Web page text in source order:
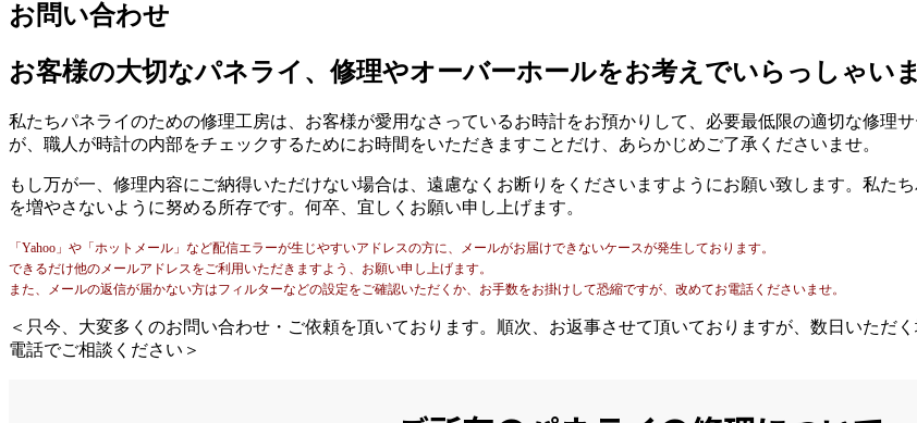
お問い合わせ
お客様の大切なパネライ、修理やオーバーホールをお考えでいらっしゃい
私たちパネライのための修理工房は、お客様が愛用なさっているお時計をお預かりして、必要最低限の適切な修理
が、職人が時計の内部をチェックするためにお時間をいただきますことだけ、あらかじめご了承くださいませ。
もし万が一、修理内容にご納得いただけない場合は、遠慮なくお断りをくださいますようにお願い致します。私た
を増やさないように努める所存です。何卒、宜しくお願い申し上げます。
「Yahoo」や「ホットメール」など配信エラーが生じやすいアドレスの方に、メールがお届けできないケースが発生しております。
できるだけ他のメールアドレスをご利用いただきますよう、お願い申し上げます。
また、メールの返信が届かない方はフィルターなどの設定をご確認いただくか、お手数をお掛けして恐縮ですが、改めてお電話くださいませ。
＜只今、大変多くのお問い合わせ・ご依頼を頂いております。順次、お返事させて頂いておりますが、数日いただ
電話でご相談ください＞